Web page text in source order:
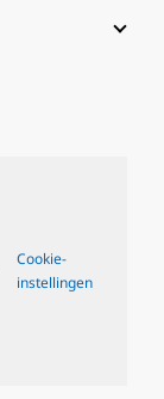
Cookie-
instellingen